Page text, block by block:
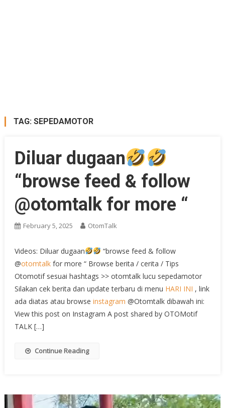
TAG: SEPEDAMOTOR
Diluar dugaan
“browse feed & follow
@otomtalk for more “
February 5, 2025 OtomTalk
Videos: Diluar dugaan
“browse feed & follow
@otomtalkfor more “ Browse berita / cerita / Tips
Otomotif sesuai hashtags >> otomtalk lucu sepedamotor
Silakan cek berita dan update terbaru di menu HARI INI , link
ada diatas atau browse instagram @Otomtalk dibawah ini:
View this post on Instagram A post shared by OTOMotif
TALK […]
Continue Reading